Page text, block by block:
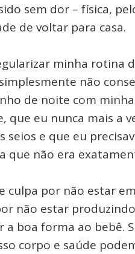
sem dor – física,
de voltar para casa.
minha rotina
não
de noite com
eu nunca mais a
e que eu
que não era
por não estar
não estar
boa forma ao bebê.
corpo e saúde